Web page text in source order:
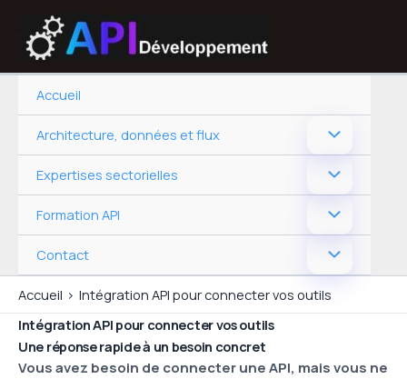
contenu
Accueil
Architecture, données et flux
Expertises sectorielles
Formation API
Contact
Accueil
Intégration API pour connecter vos outils
Intégration API pour connecter vos outils
Une réponse rapide à un besoin concret
Vous avez besoin de connecter une API, mais vous ne